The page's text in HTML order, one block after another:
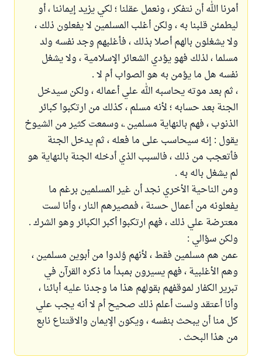
أمرنا الله أن نتفكر ، ونعمل عقلنا ؛ لكي يزيد إيماننا ، أو
ليطمئن قلبنا به ، ولكن أغلب المسلمين لا يفعلون ذلك ،
ولا يشغلون بالهم أصلا بذلك ، فأغلبهم وجد نفسه ولد
مسلما ، لذلك فهو يؤدي الشعائر الإسلامية ، ولا يشغل
نفسه هل ما يؤمن به هو الصواب أم لا .
، ثم بعد موته يحاسبه الله علي أعماله ، ولكن سيدخل
الجنة بعد حسابه ؛ لأنه مسلم ، كذلك من ارتكبوا كبائر
الذنوب ، فهم بالنهاية مسلمين ـ، وسمعت كثير من الشيوخ
يقول : إنه سيحاسب على ما فعله ، ثم يدخل الجنة
فأتعجب من ذلك ، فالسبب الذي أدخله الجنة بالنهاية هو
لم يشغل باله به .
ومن الناحية الأخري نجد أن غير المسلمين برغم ما
يفعلونه من أعمال حسنة ، فمصيرهم النار ، وأنا لست
معترضة علي ذلك ، فهم ارتكبوا أكبر الكبائر وهو الشرك .
ولكن سؤالي :
عمن هم مسلمين فقط ، لأنهم وُلدوا من أبوين مسلمين ،
وهم الأغلبية ، فهم يسيرون بمبدأ ما ذكره القرآن في
تبرير الكفار لموقفهم بقولهم هذا ما وجدنا عليه أبائنا ،
وأنا أعتقد ولست أعلم ذلك صحيح أم لا أنه يجب علي
كل منا أن يبحث بنفسه ، ويكون الإيمان والاقتناع نابع
من هذا البحث .